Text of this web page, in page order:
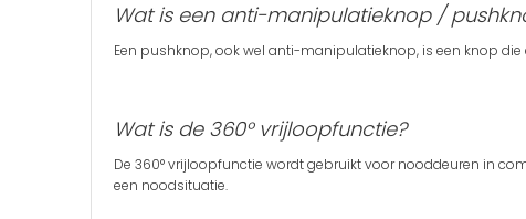
Wat is een anti-manipulatieknop /
Een pushknop, ook wel anti-manipulatieknop, is een knop
Wat is de 360° vrijloopfunctie?
De 360° vrijloopfunctie wordt gebruikt voor nooddeuren in
een noodsituatie.